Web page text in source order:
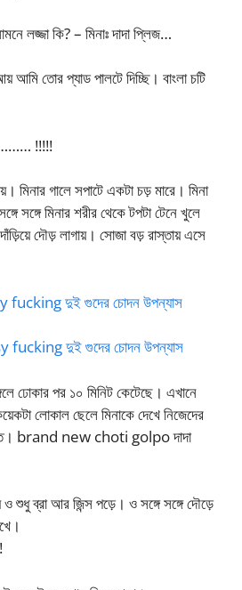
লজ্জা কি? – মিনাঃ দাদা প্লিজ…
তোর প্যাড পালটে দিচ্ছি। বাংলা চটি
!!!!!
মিনার গালে সপাটে একটা চড় মারে। মিনা
সঙ্গে মিনার শরীর থেকে টপটা টেনে খুলে
দৌড় লাগায়। সোজা বড় রাস্তায় এসে
দুই গুদের চোদন উপন্যাস
দুই গুদের চোদন উপন্যাস
ঢোকার পর ১০ মিনিট কেটেছে। এখানে
লোকাল ছেলে মিনাকে দেখে নিজেদের
মত। brand new choti golpo দাদা
ও শুধু ব্রা আর জিন্স পড়ে। ও সঙ্গে সঙ্গে দৌড়ে